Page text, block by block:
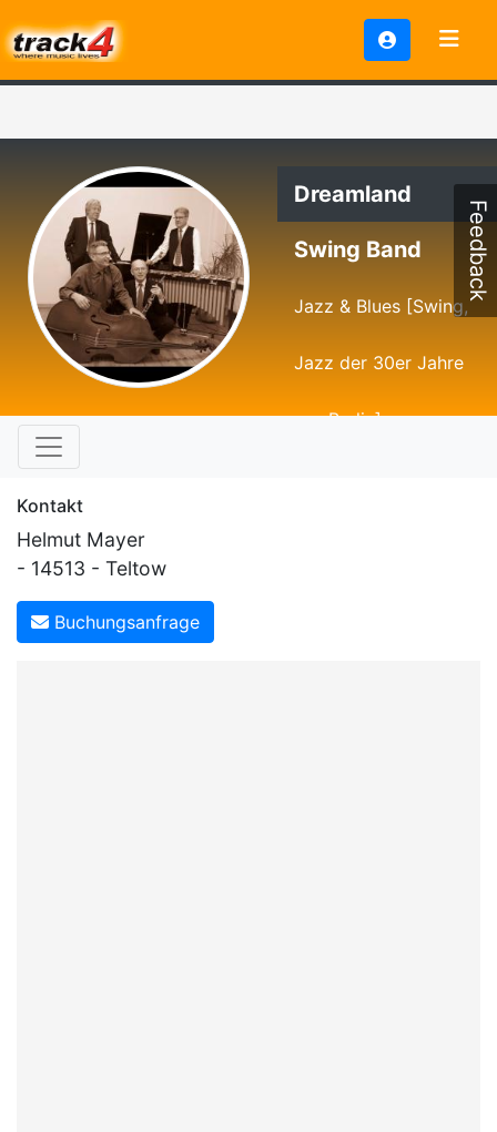
Dreamland
Swing Band
Jazz & Blues [Swing,
Jazz der 30er Jahre
aus Berlin]
Kontakt
Helmut Mayer
- 14513 - Teltow
Buchungsanfrage
Feedback